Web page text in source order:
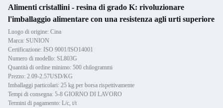
Alimenti cristallini - resina di grado K: rivoluzionare
l'imballaggio alimentare con una resistenza agli urti superiore
Luogo di origine: Cina
Marca: SUNION
Certificazione: ISO 9001/ISO14001
Numero di modello: SL803G
Quantità di ordine minimo: 500 chilogrammi
Prezzo: 2.09-2.57USD/KG
Imballaggi particolari: 25 kg per borsa rispettivamente
Tempi di consegna: 5-8 GIORNO DI LAVORO
Termini di pagamento: L/c, t/t